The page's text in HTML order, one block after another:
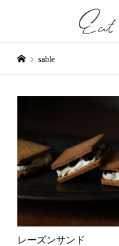
sable
レーズンサンド